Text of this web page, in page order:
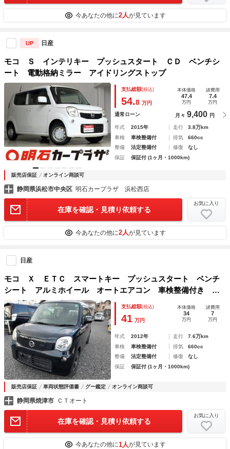
今あなたの他に2人が見ています
UP 日産
モコ Ｓ インテリキー プッシュスタート ＣＤ ベンチシ
ート 電動格納ミラー アイドリングストップ
支払総額(税込)
54.8 万円
本体価格
47.4
万円
諸費用
7.4
万円
通常ローン 月々 9,400 円
年式 2015年 走行
3.8万km
車検
車検整備付 排気
660cc
整備
法定整備付 修復
なし
保証
保証付 (1ヶ月・1000km)
販売店保証 オンライン商談可
静岡県浜松市中央区 明石カープラザ 浜松西店
在庫を確認・見積り依頼する
お気に入り
今あなたの他に2人が見ています
日産
モコ Ｘ ＥＴＣ スマートキー プッシュスタート ベンチ
シート アルミホイール オートエアコン 車検整備付き エ
アコン パワステ パワーウインドゥ
支払総額(税込)
41 万円
本体価格
34
万円
諸費用
7
万円
年式 2012年 走行
7.6万km
車検
車検整備付 排気
660cc
整備
法定整備付 修復
なし
保証
保証付 (1ヶ月・1000km)
販売店保証 車両状態評価書 グー鑑定 オンライン商談可
静岡県焼津市 ＣＴオート
在庫を確認・見積り依頼する
お気に入り
今あなたの他に1人が見ています